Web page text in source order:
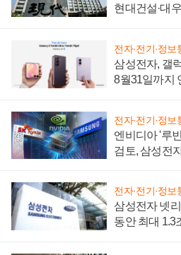
현대건설·대
전자·전기·정보
삼성전자, 갤
8월31일까지
전자·전기·정보
엔비디아 '루
검토, 삼성전
전자·전기·정보
삼성전자 넷
동안 최대 1.3